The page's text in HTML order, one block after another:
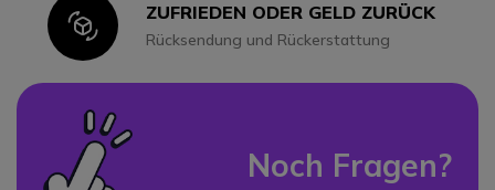
IconZUFRIEDEN ODER GELD ZURÜCK
Rücksendung und Rückerstattung
Noch Fragen?